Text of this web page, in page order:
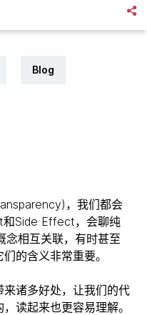
Blog
，我们都会
Side Effect，会聊纯
相互关联，有时甚至
的含义非常重要。
诸多好处，让我们的代
读起来也更容易理解。